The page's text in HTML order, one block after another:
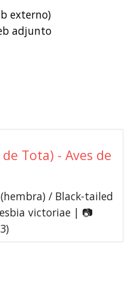
externo)
adjunto
Tota) - Aves de
/ Black-tailed
victoriae | 📷